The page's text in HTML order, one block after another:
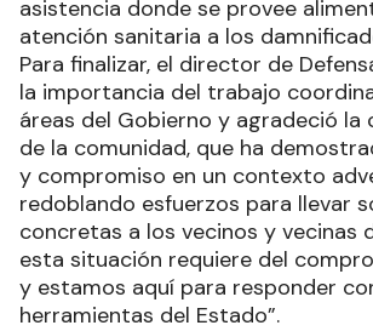
asistencia donde se provee
atención sanitaria a los
Para finalizar, el director de
la importancia del trabajo
áreas del Gobierno y agradeció la
de la comunidad, que ha
y compromiso en un contexto
redoblando esfuerzos para llevar
concretas a los vecinos y vecinas
esta situación requiere del
y estamos aquí para responder
herramientas del Estado”.